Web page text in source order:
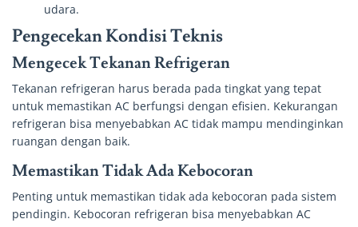
udara.
Pengecekan Kondisi Teknis
Mengecek Tekanan Refrigeran
Tekanan refrigeran harus berada pada tingkat yang tepat
untuk memastikan AC berfungsi dengan efisien. Kekurangan
refrigeran bisa menyebabkan AC tidak mampu mendinginkan
ruangan dengan baik.
Memastikan Tidak Ada Kebocoran
Penting untuk memastikan tidak ada kebocoran pada sistem
pendingin. Kebocoran refrigeran bisa menyebabkan AC